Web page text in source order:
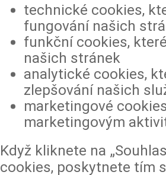
technické cookies,
fungování našich
funkční cookies,
našich stránek
analytické cookies,
zlepšování našich
marketingové
marketingovým
Když kliknete na
cookies, poskytnete tím